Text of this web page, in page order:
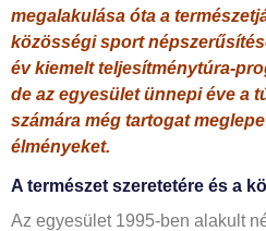
megalakulása óta a
közösségi sport
év kiemelt teljesítménytúra-
de az egyesület ünnepi éve a
számára még tartogat
élményeket.
A természet szeretetére és a
Az egyesület 1995-ben alakult